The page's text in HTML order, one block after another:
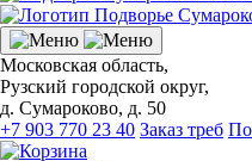
Московская область,
Рузский городской округ,
д. Сумароково, д. 50
+7 903 770 23 40 Заказ треб